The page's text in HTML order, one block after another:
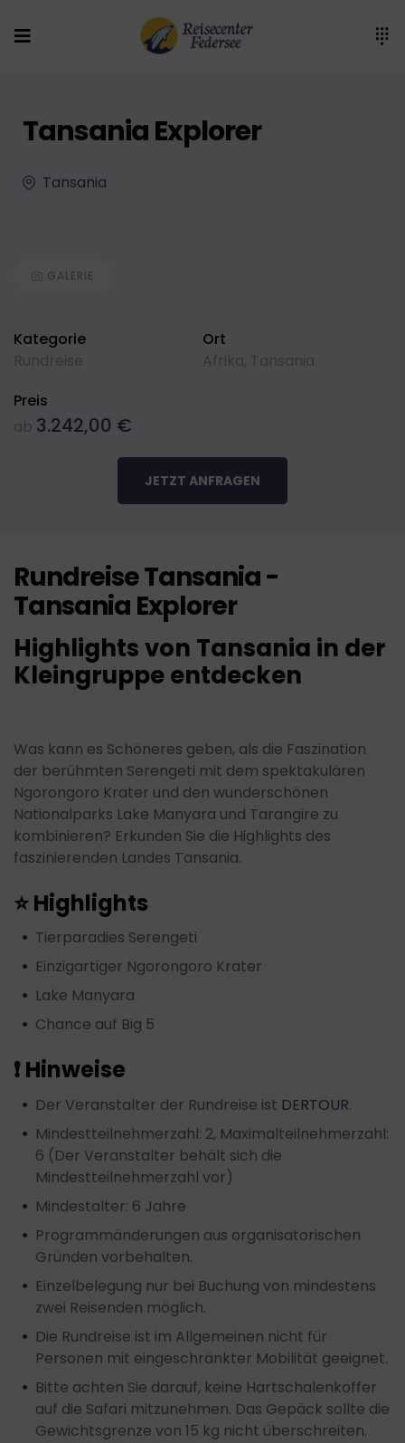
Tansania Explorer
Tansania
GALERIE
Kategorie
Rundreise
Ort
Afrika, Tansania
Preis
ab 3.242,00 €
JETZT ANFRAGEN
Rundreise Tansania -
Tansania Explorer
Highlights von Tansania in der
Kleingruppe entdecken
Was kann es Schöneres geben, als die Faszination
der berühmten Serengeti mit dem spektakulären
Ngorongoro Krater und den wunderschönen
Nationalparks Lake Manyara und Tarangire zu
kombinieren? Erkunden Sie die Highlights des
faszinierenden Landes Tansania.
⭐ Highlights
Tierparadies Serengeti
Einzigartiger Ngorongoro Krater
Lake Manyara
Chance auf Big 5
❗ Hinweise
Der Veranstalter der Rundreise ist DERTOUR.
Mindestteilnehmerzahl: 2, Maximalteilnehmerzahl:
6 (Der Veranstalter behält sich die
Mindestteilnehmerzahl vor)
Mindestalter: 6 Jahre
Programmänderungen aus organisatorischen
Gründen vorbehalten.
Einzelbelegung nur bei Buchung von mindestens
zwei Reisenden möglich.
Die Rundreise ist im Allgemeinen nicht für
Personen mit eingeschränkter Mobilität geeignet.
Bitte achten Sie darauf, keine Hartschalenkoffer
auf die Safari mitzunehmen. Das Gepäck sollte die
Gewichtsgrenze von 15 kg nicht überschreiten.